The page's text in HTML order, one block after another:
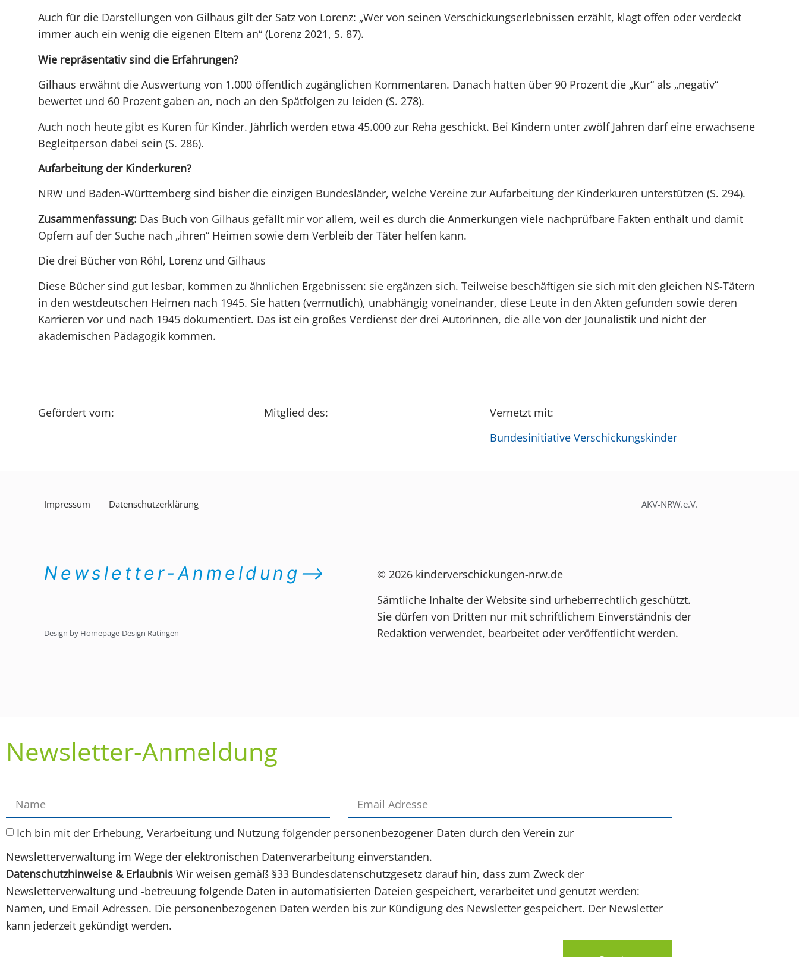
Auch für die Darstellungen von Gilhaus gilt der Satz von Lorenz: „Wer von seinen Verschickungserlebnissen erzählt, klagt offen oder verdeckt
immer auch ein wenig die eigenen Eltern an“ (Lorenz 2021, S. 87).
Wie repräsentativ sind die Erfahrungen?
Gilhaus erwähnt die Auswertung von 1.000 öffentlich zugänglichen Kommentaren. Danach hatten über 90 Prozent die „Kur“ als „negativ“
bewertet und 60 Prozent gaben an, noch an den Spätfolgen zu leiden (S. 278).
Auch noch heute gibt es Kuren für Kinder. Jährlich werden etwa 45.000 zur Reha geschickt. Bei Kindern unter zwölf Jahren darf eine erwachsene
Begleitperson dabei sein (S. 286).
Aufarbeitung der Kinderkuren?
NRW und Baden-Württemberg sind bisher die einzigen Bundesländer, welche Vereine zur Aufarbeitung der Kinderkuren unterstützen (S. 294).
Zusammenfassung: Das Buch von Gilhaus gefällt mir vor allem, weil es durch die Anmerkungen viele nachprüfbare Fakten enthält und damit
Opfern auf der Suche nach „ihren“ Heimen sowie dem Verbleib der Täter helfen kann.
Die drei Bücher von Röhl, Lorenz und Gilhaus
Diese Bücher sind gut lesbar, kommen zu ähnlichen Ergebnissen: sie ergänzen sich. Teilweise beschäftigen sie sich mit den gleichen NS-Tätern
in den westdeutschen Heimen nach 1945. Sie hatten (vermutlich), unabhängig voneinander, diese Leute in den Akten gefunden sowie deren
Karrieren vor und nach 1945 dokumentiert. Das ist ein großes Verdienst der drei Autorinnen, die alle von der Jounalistik und nicht der
akademischen Pädagogik kommen.
Gefördert vom: Mitglied des:
Vernetzt mit:
Bundesinitiative Verschickungskinder
Impressum Datenschutzerklärung AKV-NRW.e.V.
Newsletter-Anmeldung⟶
Design by Homepage-Design Ratingen
© 2026 kinderverschickungen-nrw.de
Sämtliche Inhalte der Website sind urheberrechtlich geschützt.
Sie dürfen von Dritten nur mit schriftlichem Einverständnis der
Redaktion verwendet, bearbeitet oder veröffentlicht werden.
Newsletter-Anmeldung
Ich bin mit der Erhebung, Verarbeitung und Nutzung folgender personenbezogener Daten durch den Verein zur
Newsletterverwaltung im Wege der elektronischen Datenverarbeitung einverstanden.
Datenschutzhinweise & Erlaubnis Wir weisen gemäß §33 Bundesdatenschutzgesetz darauf hin, dass zum Zweck der
Newsletterverwaltung und -betreuung folgende Daten in automatisierten Dateien gespeichert, verarbeitet und genutzt werden:
Namen, und Email Adressen. Die personenbezogenen Daten werden bis zur Kündigung des Newsletter gespeichert. Der Newsletter
kann jederzeit gekündigt werden.